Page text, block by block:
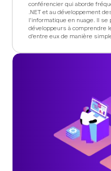
conférencier qui aborde
.NET et au développement
l'informatique en nuage. Il se
développeurs à comprendre
d'entre eux de manière